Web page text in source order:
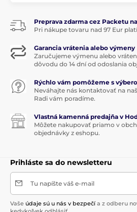
stohovanie tanierov.
bielej priemyselnej krabici.
4 kusov a viac, bude tovar
WINTER BAKERY DELIGHT
WINTER BAKERY DELIGHT
Preprava zdarma cez Packetu
Pri nákupe tovaru nad 97 Eur
Garancia vrátenia alebo výmeny
Zaručujeme výmenu alebo
dôvodu do 14 dní od odoslania
Rýchlo vám pomôžeme s
Neváhajte nás kontaktovať na
Radi vám poradíme.
Vlastná kamenná predajňa v
Môžete nakupovať priamo v
objednávky z eshopu.
Prihláste sa do newsletteru
Tu napíšte váš e-mail
Vaše údaje sú u nás v bezpečí a z odberu